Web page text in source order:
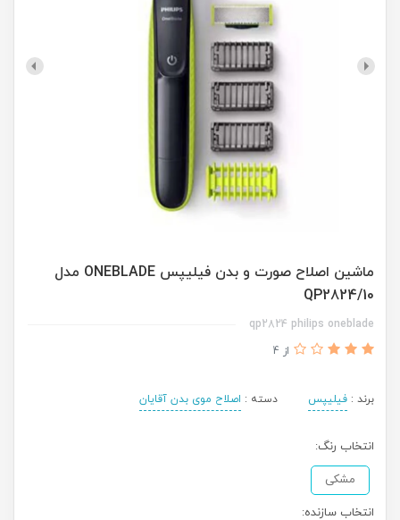
ماشین اصلاح صورت و بدن فیلیپس ONEBLADE مدل
QP2824/10
qp2824 philips oneblade
از 4
برند : فیلیپس دسته : اصلاح موی بدن آقایان
انتخاب رنگ:
مشکی
انتخاب سازنده: